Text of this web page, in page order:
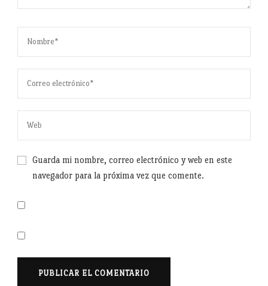
Guarda mi nombre, correo electrónico y web en este
navegador para la próxima vez que comente.